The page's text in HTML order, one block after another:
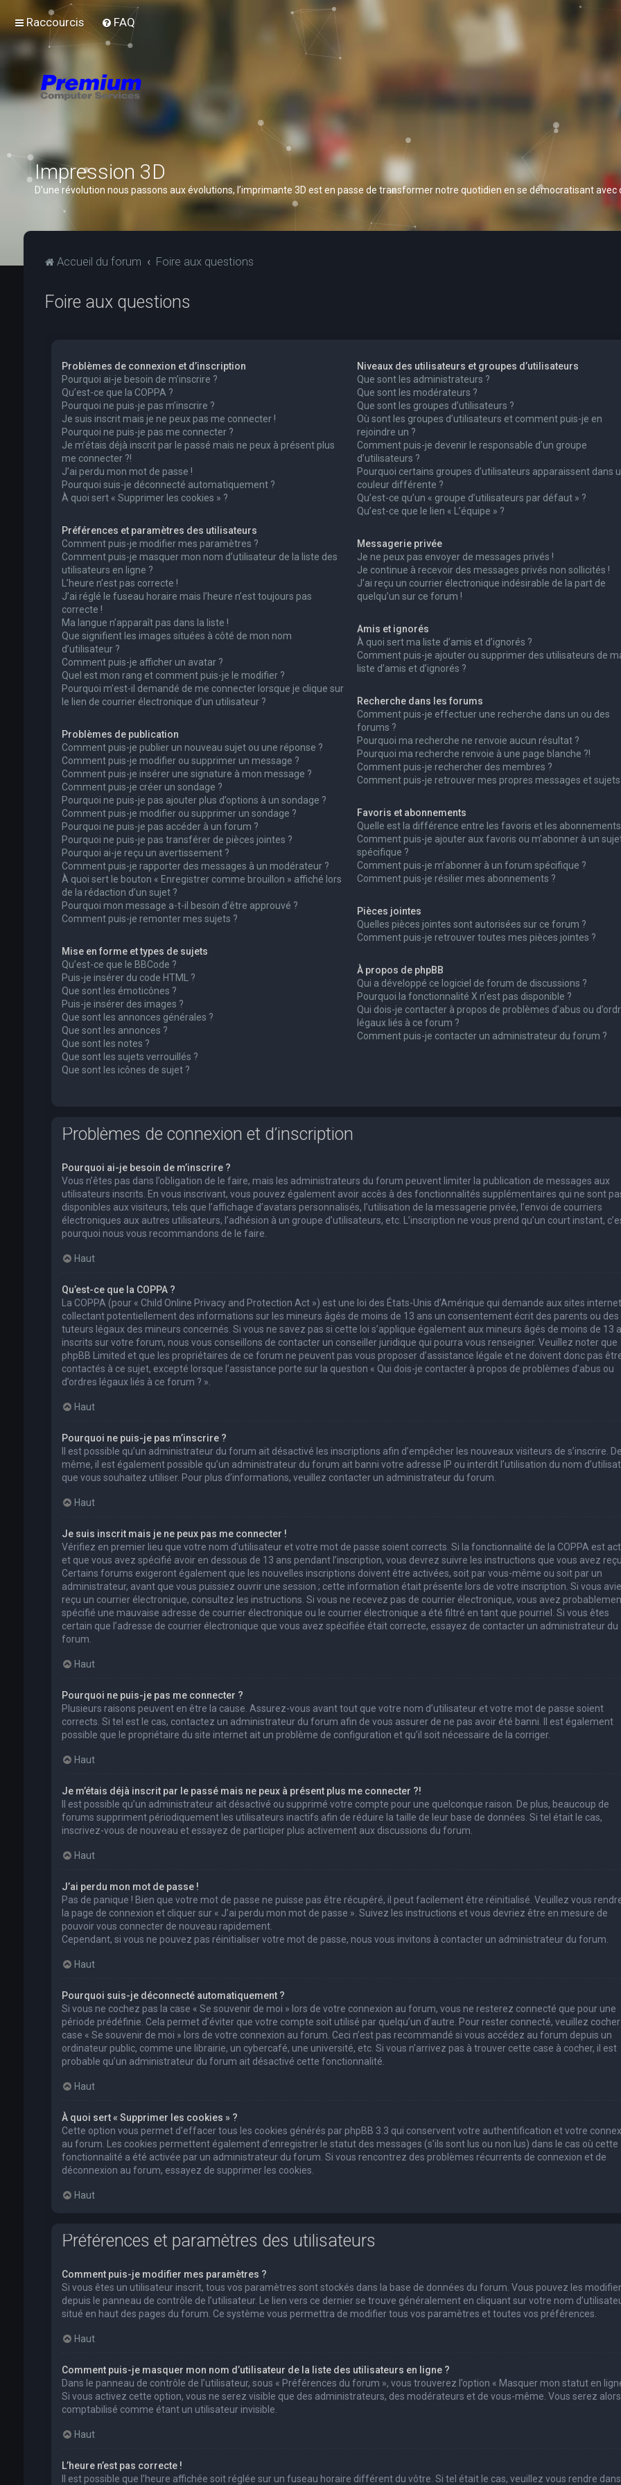
Raccourcis FAQ
Impression 3D
D’une révolution nous passons aux évolutions, l’imprimante 3D est en passe de transformer notre quotidien en se démocratisant
Accueil du forum Foire aux questions
Foire aux questions
Problèmes de connexion et d’inscription
Pourquoi ai-je besoin de m’inscrire ?
Qu’est-ce que la COPPA ?
Pourquoi ne puis-je pas m’inscrire ?
Je suis inscrit mais je ne peux pas me connecter !
Pourquoi ne puis-je pas me connecter ?
Je m’étais déjà inscrit par le passé mais ne peux à présent plus
me connecter ?!
J’ai perdu mon mot de passe !
Pourquoi suis-je déconnecté automatiquement ?
À quoi sert « Supprimer les cookies » ?
Préférences et paramètres des utilisateurs
Comment puis-je modifier mes paramètres ?
Comment puis-je masquer mon nom d’utilisateur de la liste des
utilisateurs en ligne ?
L’heure n’est pas correcte !
J’ai réglé le fuseau horaire mais l’heure n’est toujours pas
correcte !
Ma langue n’apparaît pas dans la liste !
Que signifient les images situées à côté de mon nom
d’utilisateur ?
Comment puis-je afficher un avatar ?
Quel est mon rang et comment puis-je le modifier ?
Pourquoi m’est-il demandé de me connecter lorsque je clique sur
le lien de courrier électronique d’un utilisateur ?
Problèmes de publication
Comment puis-je publier un nouveau sujet ou une réponse ?
Comment puis-je modifier ou supprimer un message ?
Comment puis-je insérer une signature à mon message ?
Comment puis-je créer un sondage ?
Pourquoi ne puis-je pas ajouter plus d’options à un sondage ?
Comment puis-je modifier ou supprimer un sondage ?
Pourquoi ne puis-je pas accéder à un forum ?
Pourquoi ne puis-je pas transférer de pièces jointes ?
Pourquoi ai-je reçu un avertissement ?
Comment puis-je rapporter des messages à un modérateur ?
À quoi sert le bouton « Enregistrer comme brouillon » affiché lors
de la rédaction d’un sujet ?
Pourquoi mon message a-t-il besoin d’être approuvé ?
Comment puis-je remonter mes sujets ?
Mise en forme et types de sujets
Qu’est-ce que le BBCode ?
Puis-je insérer du code HTML ?
Que sont les émoticônes ?
Puis-je insérer des images ?
Que sont les annonces générales ?
Que sont les annonces ?
Que sont les notes ?
Que sont les sujets verrouillés ?
Que sont les icônes de sujet ?
Niveaux des utilisateurs et groupes d’utilisateurs
Que sont les administrateurs ?
Que sont les modérateurs ?
Que sont les groupes d’utilisateurs ?
Où sont les groupes d’utilisateurs et comment puis-je en
rejoindre un ?
Comment puis-je devenir le responsable d’un groupe
d’utilisateurs ?
Pourquoi certains groupes d’utilisateurs apparaissent dans
couleur différente ?
Qu’est-ce qu’un « groupe d’utilisateurs par défaut » ?
Qu’est-ce que le lien « L’équipe » ?
Messagerie privée
Je ne peux pas envoyer de messages privés !
Je continue à recevoir des messages privés non sollicités !
J’ai reçu un courrier électronique indésirable de la part de
quelqu’un sur ce forum !
Amis et ignorés
À quoi sert ma liste d’amis et d’ignorés ?
Comment puis-je ajouter ou supprimer des utilisateurs de
liste d’amis et d’ignorés ?
Recherche dans les forums
Comment puis-je effectuer une recherche dans un ou des
forums ?
Pourquoi ma recherche ne renvoie aucun résultat ?
Pourquoi ma recherche renvoie à une page blanche ?!
Comment puis-je rechercher des membres ?
Comment puis-je retrouver mes propres messages et sujets
Favoris et abonnements
Quelle est la différence entre les favoris et les abonnements
Comment puis-je ajouter aux favoris ou m’abonner à un
spécifique ?
Comment puis-je m’abonner à un forum spécifique ?
Comment puis-je résilier mes abonnements ?
Pièces jointes
Quelles pièces jointes sont autorisées sur ce forum ?
Comment puis-je retrouver toutes mes pièces jointes ?
À propos de phpBB
Qui a développé ce logiciel de forum de discussions ?
Pourquoi la fonctionnalité X n’est pas disponible ?
Qui dois-je contacter à propos de problèmes d’abus ou
légaux liés à ce forum ?
Comment puis-je contacter un administrateur du forum ?
Problèmes de connexion et d’inscription
Pourquoi ai-je besoin de m’inscrire ?
Vous n’êtes pas dans l’obligation de le faire, mais les administrateurs du forum peuvent limiter la publication de messages aux
utilisateurs inscrits. En vous inscrivant, vous pouvez également avoir accès à des fonctionnalités supplémentaires qui ne sont
disponibles aux visiteurs, tels que l’affichage d’avatars personnalisés, l’utilisation de la messagerie privée, l’envoi de courriers
électroniques aux autres utilisateurs, l’adhésion à un groupe d’utilisateurs, etc. L’inscription ne vous prend qu’un court instant,
pourquoi nous vous recommandons de le faire.
Haut
Qu’est-ce que la COPPA ?
La COPPA (pour « Child Online Privacy and Protection Act ») est une loi des États-Unis d’Amérique qui demande aux sites internet
collectant potentiellement des informations sur les mineurs âgés de moins de 13 ans un consentement écrit des parents ou des
tuteurs légaux des mineurs concernés. Si vous ne savez pas si cette loi s’applique également aux mineurs âgés de moins de 13
inscrits sur votre forum, nous vous conseillons de contacter un conseiller juridique qui pourra vous renseigner. Veuillez noter que
phpBB Limited et que les propriétaires de ce forum ne peuvent pas vous proposer d’assistance légale et ne doivent donc pas
contactés à ce sujet, excepté lorsque l’assistance porte sur la question « Qui dois-je contacter à propos de problèmes d’abus ou
d’ordres légaux liés à ce forum ? ».
Haut
Pourquoi ne puis-je pas m’inscrire ?
Il est possible qu’un administrateur du forum ait désactivé les inscriptions afin d’empêcher les nouveaux visiteurs de s’inscrire. De
même, il est également possible qu’un administrateur du forum ait banni votre adresse IP ou interdit l’utilisation du nom
que vous souhaitez utiliser. Pour plus d’informations, veuillez contacter un administrateur du forum.
Haut
Je suis inscrit mais je ne peux pas me connecter !
Vérifiez en premier lieu que votre nom d’utilisateur et votre mot de passe soient corrects. Si la fonctionnalité de la COPPA est
et que vous avez spécifié avoir en dessous de 13 ans pendant l’inscription, vous devrez suivre les instructions que vous avez
Certains forums exigeront également que les nouvelles inscriptions doivent être activées, soit par vous-même ou soit par un
administrateur, avant que vous puissiez ouvrir une session ; cette information était présente lors de votre inscription. Si vous
reçu un courrier électronique, consultez les instructions. Si vous ne recevez pas de courrier électronique, vous avez
spécifié une mauvaise adresse de courrier électronique ou le courrier électronique a été filtré en tant que pourriel. Si vous êtes
certain que l’adresse de courrier électronique que vous avez spécifiée était correcte, essayez de contacter un administrateur du
forum.
Haut
Pourquoi ne puis-je pas me connecter ?
Plusieurs raisons peuvent en être la cause. Assurez-vous avant tout que votre nom d’utilisateur et votre mot de passe soient
corrects. Si tel est le cas, contactez un administrateur du forum afin de vous assurer de ne pas avoir été banni. Il est également
possible que le propriétaire du site internet ait un problème de configuration et qu’il soit nécessaire de la corriger.
Haut
Je m’étais déjà inscrit par le passé mais ne peux à présent plus me connecter ?!
Il est possible qu’un administrateur ait désactivé ou supprimé votre compte pour une quelconque raison. De plus, beaucoup de
forums suppriment périodiquement les utilisateurs inactifs afin de réduire la taille de leur base de données. Si tel était le cas,
inscrivez-vous de nouveau et essayez de participer plus activement aux discussions du forum.
Haut
J’ai perdu mon mot de passe !
Pas de panique ! Bien que votre mot de passe ne puisse pas être récupéré, il peut facilement être réinitialisé. Veuillez vous
la page de connexion et cliquer sur « J’ai perdu mon mot de passe ». Suivez les instructions et vous devriez être en mesure de
pouvoir vous connecter de nouveau rapidement.
Cependant, si vous ne pouvez pas réinitialiser votre mot de passe, nous vous invitons à contacter un administrateur du forum.
Haut
Pourquoi suis-je déconnecté automatiquement ?
Si vous ne cochez pas la case « Se souvenir de moi » lors de votre connexion au forum, vous ne resterez connecté que pour une
période prédéfinie. Cela permet d’éviter que votre compte soit utilisé par quelqu’un d’autre. Pour rester connecté, veuillez cocher
case « Se souvenir de moi » lors de votre connexion au forum. Ceci n’est pas recommandé si vous accédez au forum depuis un
ordinateur public, comme une librairie, un cybercafé, une université, etc. Si vous n’arrivez pas à trouver cette case à cocher, il est
probable qu’un administrateur du forum ait désactivé cette fonctionnalité.
Haut
À quoi sert « Supprimer les cookies » ?
Cette option vous permet d’effacer tous les cookies générés par phpBB 3.3 qui conservent votre authentification et votre
au forum. Les cookies permettent également d’enregistrer le statut des messages (s’ils sont lus ou non lus) dans le cas où cette
fonctionnalité a été activée par un administrateur du forum. Si vous rencontrez des problèmes récurrents de connexion et de
déconnexion au forum, essayez de supprimer les cookies.
Haut
Préférences et paramètres des utilisateurs
Comment puis-je modifier mes paramètres ?
Si vous êtes un utilisateur inscrit, tous vos paramètres sont stockés dans la base de données du forum. Vous pouvez les modifier
depuis le panneau de contrôle de l’utilisateur. Le lien vers ce dernier se trouve généralement en cliquant sur votre nom
situé en haut des pages du forum. Ce système vous permettra de modifier tous vos paramètres et toutes vos préférences.
Haut
Comment puis-je masquer mon nom d’utilisateur de la liste des utilisateurs en ligne ?
Dans le panneau de contrôle de l’utilisateur, sous « Préférences du forum », vous trouverez l’option « Masquer mon statut en
Si vous activez cette option, vous ne serez visible que des administrateurs, des modérateurs et de vous-même. Vous serez alors
comptabilisé comme étant un utilisateur invisible.
Haut
L’heure n’est pas correcte !
Il est possible que l’heure affichée soit réglée sur un fuseau horaire différent du vôtre. Si tel était le cas, veuillez vous rendre